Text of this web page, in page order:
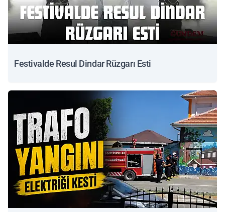
Festivalde Resul Dindar Rüzgarı Esti